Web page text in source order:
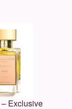
Exclusive